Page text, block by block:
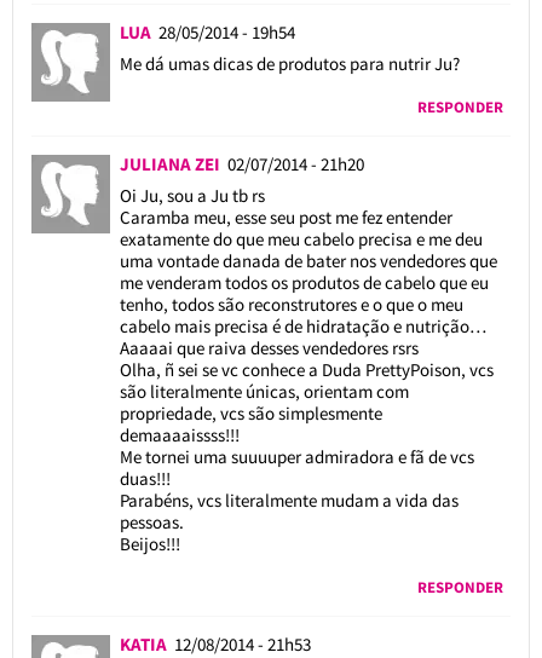
LUA 28/05/2014 - 19h54
Me dá umas dicas de produtos para nutrir Ju?
RESPONDER
JULIANA ZEI 02/07/2014 - 21h20
Oi Ju, sou a Ju tb rs
Caramba meu, esse seu post me fez entender
exatamente do que meu cabelo precisa e me deu
uma vontade danada de bater nos vendedores que
me venderam todos os produtos de cabelo que eu
tenho, todos são reconstrutores e o que o meu
cabelo mais precisa é de hidratação e nutrição…
Aaaaai que raiva desses vendedores rsrs
Olha, ñ sei se vc conhece a Duda PrettyPoison, vcs
são literalmente únicas, orientam com
propriedade, vcs são simplesmente
demaaaaissss!!!
Me tornei uma suuuuper admiradora e fã de vcs
duas!!!
Parabéns, vcs literalmente mudam a vida das
pessoas.
Beijos!!!
RESPONDER
KATIA 12/08/2014 - 21h53